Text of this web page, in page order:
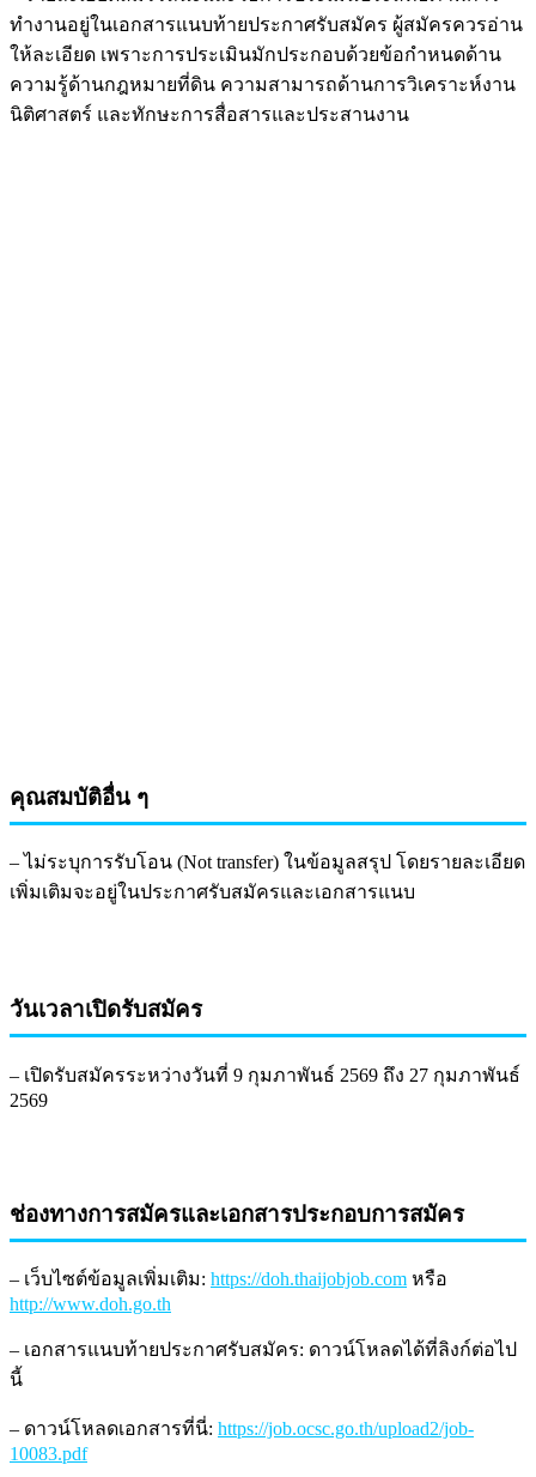
ทำงานอยู่ในเอกสารแนบท้ายประกาศรับสมัคร ผู้สมัครควรอ่าน
ให้ละเอียด เพราะการประเมินมักประกอบด้วยข้อกำหนดด้าน
ความรู้ด้านกฎหมายที่ดิน ความสามารถด้านการวิเคราะห์งาน
นิติศาสตร์ และทักษะการสื่อสารและประสานงาน
คุณสมบัติอื่น ๆ
– ไม่ระบุการรับโอน (Not transfer) ในข้อมูลสรุป โดยรายละเอียด
เพิ่มเติมจะอยู่ในประกาศรับสมัครและเอกสารแนบ
วันเวลาเปิดรับสมัคร
– เปิดรับสมัครระหว่างวันที่ 9 กุมภาพันธ์ 2569 ถึง 27 กุมภาพันธ์
2569
ช่องทางการสมัครและเอกสารประกอบการสมัคร
– เว็บไซต์ข้อมูลเพิ่มเติม: https://doh.thaijobjob.com หรือ
http://www.doh.go.th
– เอกสารแนบท้ายประกาศรับสมัคร: ดาวน์โหลดได้ที่ลิงก์ต่อไป
นี้
– ดาวน์โหลดเอกสารที่นี่: https://job.ocsc.go.th/upload2/job-
10083.pdf